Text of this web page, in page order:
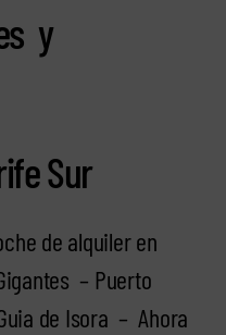
y
Sur
de alquiler en
– Puerto
de Isora – Ahora